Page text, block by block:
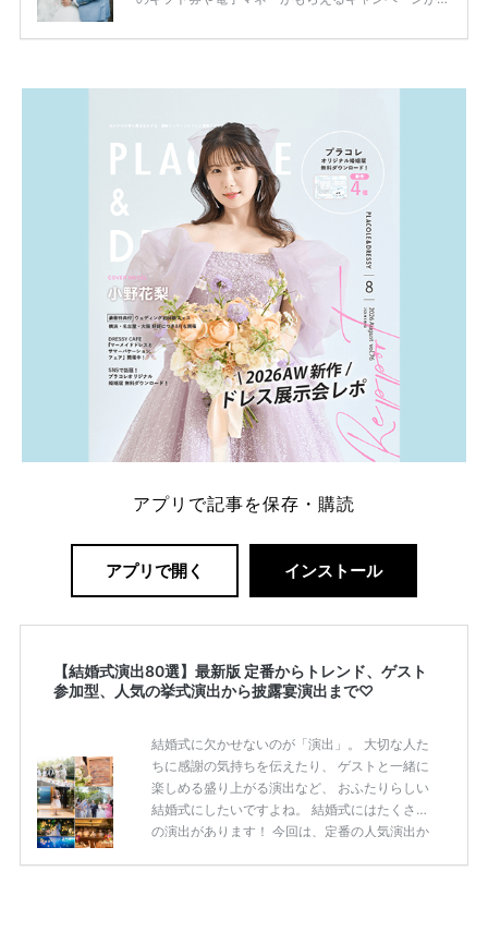
ため、比較せずに選ぶと損をしてしまうことも……。
一番お得？」「プラコレの特典は？」といった疑問も
解決します。 まずは診断で候補を絞れる「ウェディ
ング診断」か、体験型 […]続きを読む
アプリで記事を保存・購読
アプリで開く インストール
【結婚式演出80選】最新版 定番からトレンド、ゲスト
参加型、人気の挙式演出から披露宴演出まで♡
結婚式に欠かせないのが「演出」。 大切な人た
ちに感謝の気持ちを伝えたり、 ゲストと一緒に
楽しめる盛り上がる演出など、 おふたりらしい
結婚式にしたいですよね。 結婚式にはたくさん
の演出があります！ 今回は、定番の人気演出か